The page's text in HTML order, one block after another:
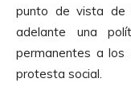
r
d
e
A
punto de vista de
adelante una
permanentes a los
protesta social.